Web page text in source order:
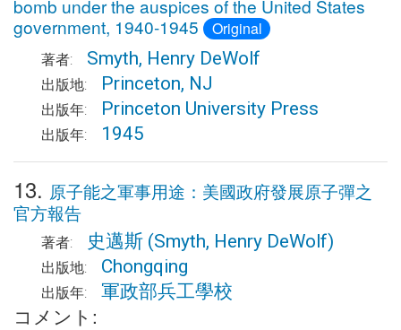
bomb under the auspices of the United States
government, 1940-1945
Original
著者: Smyth, Henry DeWolf
出版地: Princeton, NJ
出版年: Princeton University Press
出版年: 1945
13. 原子能之軍事用途：美國政府發展原子彈之
官方報告
著者: 史邁斯 (Smyth, Henry DeWolf)
出版地: Chongqing
出版年: 軍政部兵工學校
コメント: